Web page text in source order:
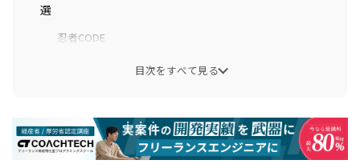
選
忍者CODE
RaiseTech(レイズテック)
TechAcademy(テックアカデミー)
デイトラ
目次をすべて見る